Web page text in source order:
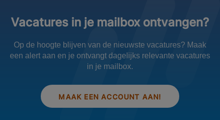
Vacatures in je mailbox ontvangen?
Op de hoogte blijven van de nieuwste vacatures? Maak
een alert aan en je ontvangt dagelijks relevante vacatures
in je mailbox.
MAAK EEN ACCOUNT AAN!